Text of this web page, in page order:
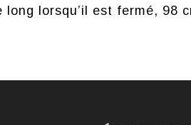
lorsqu’il est fermé, 98